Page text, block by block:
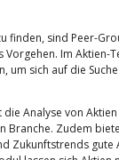
finden, sind Peer-
Vorgehen. Im Aktien-
um sich auf die
die Analyse von
Branche. Zudem
Zukunftstrends gute